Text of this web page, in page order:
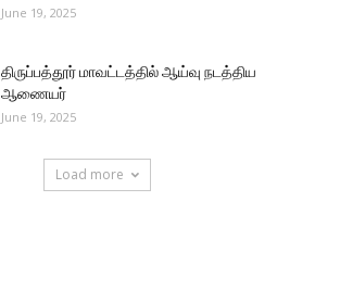
June 19, 2025
திருப்பத்தூர் மாவட்டத்தில் ஆய்வு நடத்திய
ஆணையர்
June 19, 2025
Load more